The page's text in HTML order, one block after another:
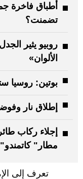
أطباق فاخرة
تضمنت؟
روبيو يثير
الألوان»
بوتين: روسيا
إطلاق نار
إجلاء ركاب
مطار" كاتمندو"
تعرف إلى